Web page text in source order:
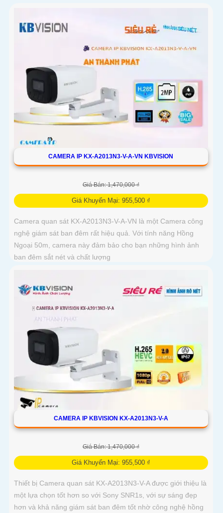
CAMERA IP KX-A2013N3-V-A-VN KBVISION
Giá Bán: 1,470,000 ₫
Giá Khuyến Mại: 955,500 ₫
Camera quan sát KX-A2013N3-V-A-VN là một Camera công
nghệ giám sát ban đêm rất hiệu quả. Với tính năng Hồng
Ngoại 50m, camera này đảm bảo cho bạn những hình ảnh
ban đêm sắt nét và chất lượng
CAMERA IP KBVISION KX-A2013N3-V-A
Giá Bán: 1,470,000 ₫
Giá Khuyến Mại: 955,500 ₫
Thiết bị Camera quan sát KX-A2013N3-V-A được giới thiệu là
một lựa chọn tốt hơn so với Sony SNR1s, với sự sáng đẹp
hơn và khả năng giám sát ban đêm tốt nhờ công nghệ hồng